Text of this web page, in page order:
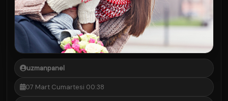
uzmanpanel
07 Mart Cumartesi 00:38